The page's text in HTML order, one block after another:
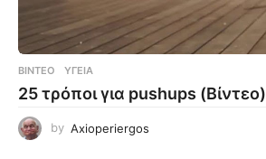
ΒΊΝΤΕΟ ΥΓΕΊΑ
25 τρόποι για pushups (Βίντεο)
by Axioperiergos